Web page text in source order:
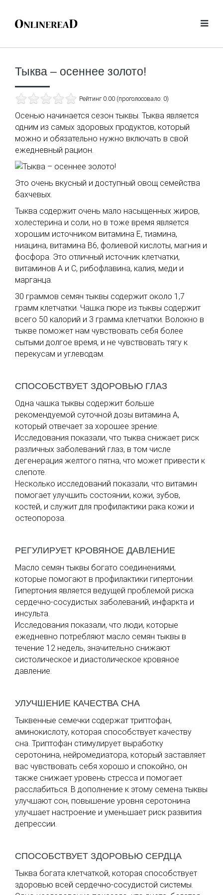
Тыква – осеннее золото!
Рейтинг 0.00 (проголосовало: 0)
Осенью начинается сезон тыквы. Тыква является
одним из самых здоровых продуктов, который
можно и обязательно нужно включать в свой
ежедневный рацион.
Это очень вкусный и доступный овощ семейства
бахчевых.
Тыква содержит очень мало насыщенных жиров,
холестерина и соли, но в тоже время является
хорошим источником витамина Е, тиамина,
ниацина, витамина B6, фолиевой кислоты, магния и
фосфора. Это отличный источник клетчатки,
витаминов А и С, рибофлавина, калия, меди и
марганца.
30 граммов семян тыквы содержит около 1,7
грамм клетчатки. Чашка пюре из тыквы содержит
всего 50 калорий и 3 грамма клетчатки. Волокно в
тыкве поможет нам чувствовать себя более
сытыми долгое время, и не чувствовать тягу к
перекусам и углеводам.
СПОСОБСТВУЕТ ЗДОРОВЬЮ ГЛАЗ
Одна чашка тыквы содержит больше
рекомендуемой суточной дозы витамина А,
который отвечает за хорошее зрение.
Исследования показали, что тыква снижает риск
различных заболеваний глаз, в том числе
дегенерация желтого пятна, что может привести к
слепоте.
Несколько исследований показали, что витамин
помогает улучшить состоянии, кожи, зубов,
костей, и служит для профилактики рака кожи и
остеопороза.
РЕГУЛИРУЕТ КРОВЯНОЕ ДАВЛЕНИЕ
Масло семян тыквы богато соединениями,
которые помогают в профилактики гипертонии.
Гипертония является ведущей проблемой риска
сердечно-сосудистых заболеваний, инфаркта и
инсульта.
Исследования показали, что люди, которые
ежедневно потребляют масло семян тыквы в
течение 12 недель, значительно снижают
систолическое и диастолическое кровяное
давление.
УЛУЧШЕНИЕ КАЧЕСТВА СНА
Тыквенные семечки содержат триптофан,
аминокислоту, которая способствует качеству
сна. Триптофан стимулирует выработку
серотонина, нейромедиатора, который заставляет
вас чувствовать себя хорошо и спокойно, он
также снижает уровень стресса и помогает
расслабиться. В дополнение к этому семена тыквы
улучшают сон, повышение уровня серотонина
улучшает настроение и уменьшает риск развития
депрессии.
СПОСОБСТВУЕТ ЗДОРОВЬЮ СЕРДЦА
Тыква богата клетчаткой, которая способствует
здоровью всей сердечно-сосудистой системы.